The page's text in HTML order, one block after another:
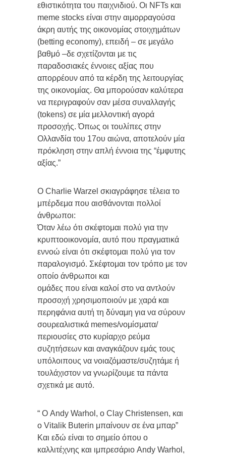
εθιστικότητα του παιχνιδιού. Οι NFTs και
meme stocks είναι στην αιμορραγούσα
άκρη αυτής της οικονομίας στοιχημάτων
(betting economy), επειδή – σε μεγάλο
βαθμό –δε σχετίζονται με τις
παραδοσιακές έννοιες αξίας που
απορρέουν από τα κέρδη της λειτουργίας
της οικονομίας. Θα μπορούσαν καλύτερα
να περιγραφούν σαν μέσα συναλλαγής
(tokens) σε μία μελλοντική αγορά
προσοχής. Όπως οι τουλίπες στην
Ολλανδία του 17ου αιώνα, αποτελούν μία
πρόκληση στην απλή έννοια της “έμφυτης
αξίας.”
Ο Charlie Warzel σκιαγράφησε τέλεια το
μπέρδεμα που αισθάνονται πολλοί
άνθρωποι:
Όταν λέω ότι σκέφτομαι πολύ για την
κρυπτοοικονομία, αυτό που πραγματικά
εννοώ είναι ότι σκέφτομαι πολύ για τον
παραλογισμό. Σκέφτομαι τον τρόπο με τον
οποίο άνθρωποι και
ομάδες που είναι καλοί στο να αντλούν
προσοχή χρησιμοποιούν με χαρά και
περηφάνια αυτή τη δύναμη για να σύρουν
σουρεαλιστικά memes/νομίσματα/
περιουσίες στο κυρίαρχο ρεύμα
συζητήσεων και αναγκάζουν εμάς τους
υπόλοιπους να νοιαζόμαστε/συζητάμε ή
τουλάχιστον να γνωρίζουμε τα πάντα
σχετικά με αυτό.
“ Ο Andy Warhol, ο Clay Christensen, και
ο Vitalik Buterin μπαίνουν σε ένα μπαρ”
Και εδώ είναι το σημείο όπου ο
καλλιτέχνης και ιμπρεσάριο Andy Warhol,